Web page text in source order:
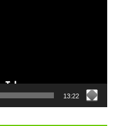
13:22